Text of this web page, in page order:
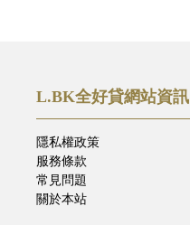
L.BK全好貸網站資訊
隱私權政策
服務條款
常見問題
關於本站